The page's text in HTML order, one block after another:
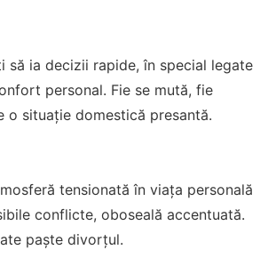
să ia decizii rapide, în special legate
personal. Fie se mută, fie
o situație domestică presantă.
tensionată în viața personală
conflicte, oboseală accentuată.
paște divorțul.